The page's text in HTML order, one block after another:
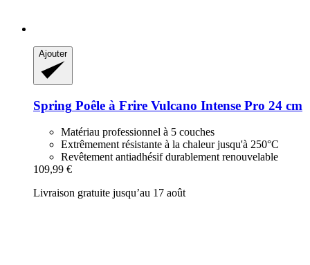
Ajouter
Spring Poêle à Frire Vulcano Intense Pro 24 cm
Matériau professionnel à 5 couches
Extrêmement résistante à la chaleur jusqu'à 250°C
Revêtement antiadhésif durablement renouvelable
109,99 €
Livraison gratuite jusqu’au 17 août